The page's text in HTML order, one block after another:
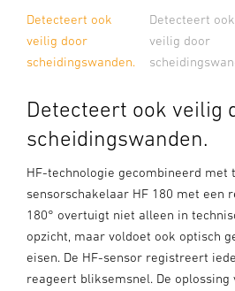
Detecteert ook
veilig door
scheidingswanden.
Detecteert ook
veilig door
Detecteert ook veilig
scheidingswanden.
HF-technologie gecombineerd met
sensorschakelaar HF 180 met een
180° overtuigt niet alleen in
opzicht, maar voldoet ook optisch
eisen. De HF-sensor registreert
reageert bliksemsnel. De oplossing